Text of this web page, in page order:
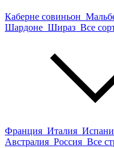
Каберне совиньон
Шардоне Шираз Все
Франция Италия
Австралия Россия Все